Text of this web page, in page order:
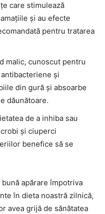
care stimulează
și au efecte
pentru tratarea
malic, cunoscut pentru
și
din gură și absoarbe
dăunătoare.
de a inhiba sau
și ciuperci
benefice să se
apărare împotriva
în dieta noastră zilnică,
avea grijă de sănătatea